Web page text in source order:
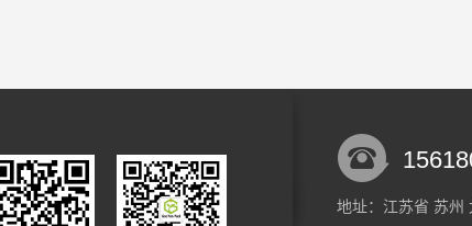
地址：江苏省 苏州